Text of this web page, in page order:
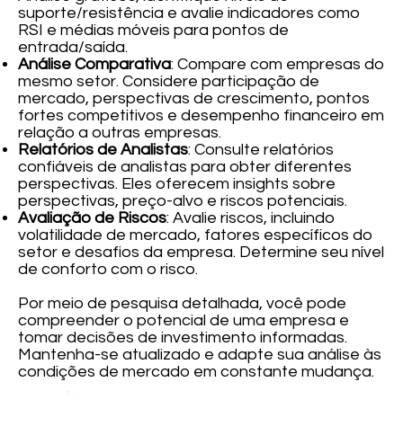
suporte/resistência e avalie indicadores como
RSI e médias móveis para pontos de
entrada/saída.
Análise Comparativa: Compare com empresas do
mesmo setor. Considere participação de
mercado, perspectivas de crescimento, pontos
fortes competitivos e desempenho financeiro em
relação a outras empresas.
Relatórios de Analistas: Consulte relatórios
confiáveis de analistas para obter diferentes
perspectivas. Eles oferecem insights sobre
perspectivas, preço-alvo e riscos potenciais.
Avaliação de Riscos: Avalie riscos, incluindo
volatilidade de mercado, fatores específicos do
setor e desafios da empresa. Determine seu nível
de conforto com o risco.
Por meio de pesquisa detalhada, você pode
compreender o potencial de uma empresa e
tomar decisões de investimento informadas.
Mantenha-se atualizado e adapte sua análise às
condições de mercado em constante mudança.